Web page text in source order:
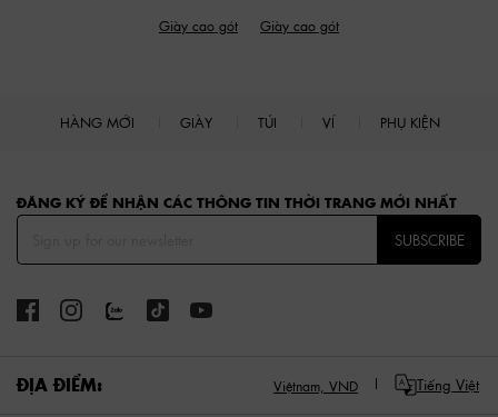
Giày cao gót
Giày cao gót
HÀNG MỚI GIÀY TÚI VÍ PHỤ KIỆN
ĐĂNG KÝ ĐỂ NHẬN CÁC THÔNG TIN THỜI TRANG MỚI NHẤT
SUBSCRIBE
ĐỊA ĐIỂM: Việtnam, VND Tiếng Việt